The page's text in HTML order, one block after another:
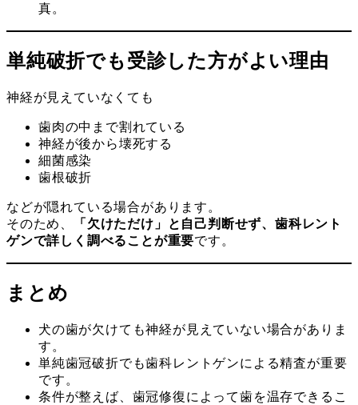
単純破折でも受診した方がよい理由
神経が見えていなくても
歯肉の中まで割れている
神経が後から壊死する
細菌感染
歯根破折
などが隠れている場合があります。
そのため、
「欠けただけ」と自己判断せず、歯科レント
ゲンで詳しく調べることが重要です。
まとめ
犬の歯が欠けても神経が見えていない場合がありま
す。
単純歯冠破折でも歯科レントゲンによる精査が重要
です。
条件が整えば、歯冠修復によって歯を温存できるこ